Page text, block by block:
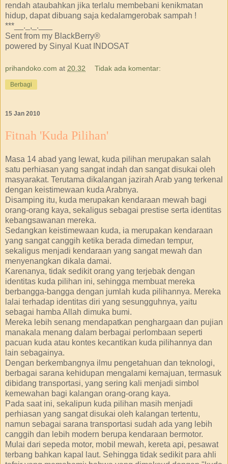
rendah ataubahkan jika terlalu membebani kenikmatan
hidup, dapat dibuang saja kedalamgerobak sampah !
***__._,_.___
Sent from my BlackBerry®
powered by Sinyal Kuat INDOSAT
prihandoko.com at 20.32 Tidak ada komentar:
Berbagi
15 Jan 2010
Fitnah 'Kuda Pilihan'
Masa 14 abad yang lewat, kuda pilihan merupakan salah
satu perhiasan yang sangat indah dan sangat disukai oleh
masyarakat. Terutama dikalangan jazirah Arab yang terkenal
dengan keistimewaan kuda Arabnya.
Disamping itu, kuda merupakan kendaraan mewah bagi
orang-orang kaya, sekaligus sebagai prestise serta identitas
kebangsawanan mereka.
Sedangkan keistimewaan kuda, ia merupakan kendaraan
yang sangat canggih ketika berada dimedan tempur,
sekaligus menjadi kendaraan yang sangat mewah dan
menyenangkan dikala damai.
Karenanya, tidak sedikit orang yang terjebak dengan
identitas kuda pilihan ini, sehingga membuat mereka
berbangga-bangga dengan jumlah kuda pilihannya. Mereka
lalai terhadap identitas diri yang sesungguhnya, yaitu
sebagai hamba Allah dimuka bumi.
Mereka lebih senang mendapatkan penghargaan dan pujian
manakala menang dalam berbagai perlombaan seperti
pacuan kuda atau kontes kecantikan kuda pilihannya dan
lain sebagainya.
Dengan berkembangnya ilmu pengetahuan dan teknologi,
berbagai sarana kehidupan mengalami kemajuan, termasuk
dibidang transportasi, yang sering kali menjadi simbol
kemewahan bagi kalangan orang-orang kaya.
Pada saat ini, sekalipun kuda pilihan masih menjadi
perhiasan yang sangat disukai oleh kalangan tertentu,
namun sebagai sarana transportasi sudah ada yang lebih
canggih dan lebih modern berupa kendaraan bermotor.
Mulai dari sepeda motor, mobil mewah, kereta api, pesawat
terbang bahkan kapal laut. Sehingga tidak sedikit para ahli